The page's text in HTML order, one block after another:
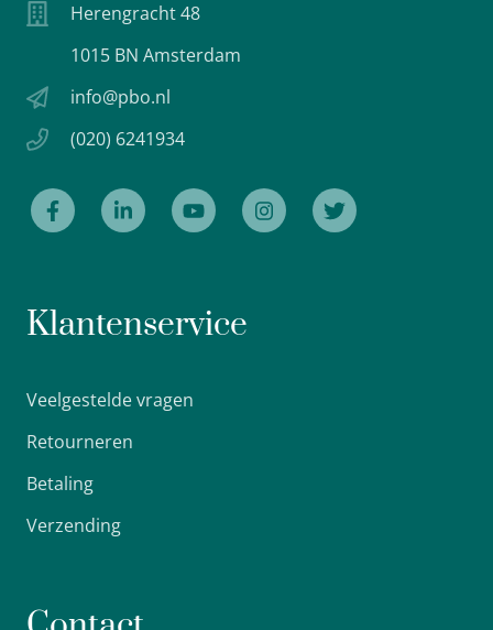
Herengracht 48
1015 BN Amsterdam
info@pbo.nl
(020) 6241934
Klantenservice
Veelgestelde vragen
Retourneren
Betaling
Verzending